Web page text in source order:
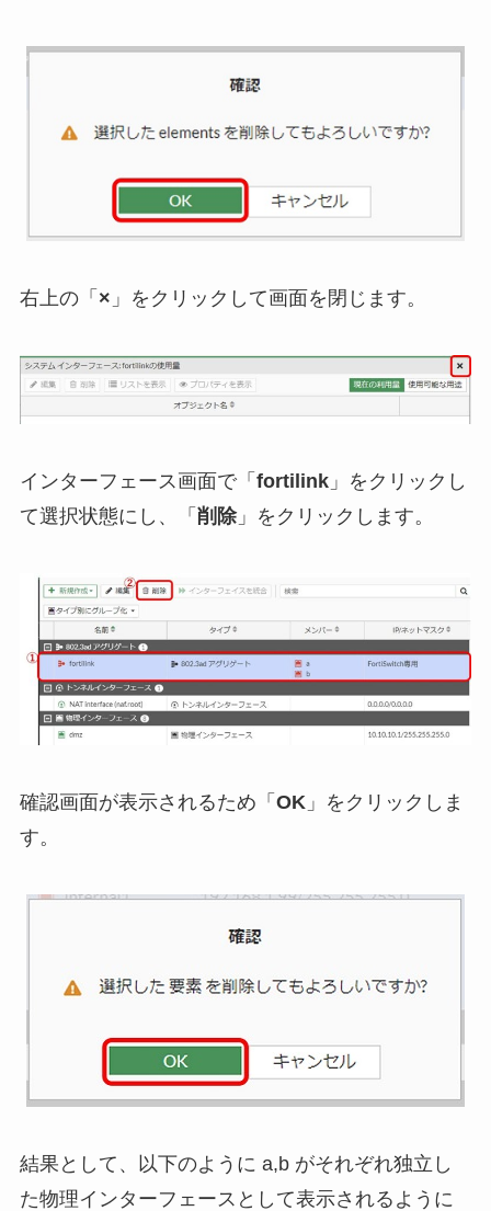
右上の「 × 」をクリックして画面を閉じます。
インターフェース画面で「 fortilink」をクリックし
て選択状態にし、「 削除」をクリックします。
確認画面が表示されるため「 OK 」をクリックしま
す。
結果として、以下のように a,b がそれぞれ独立し
た物理インターフェースとして表示されるように